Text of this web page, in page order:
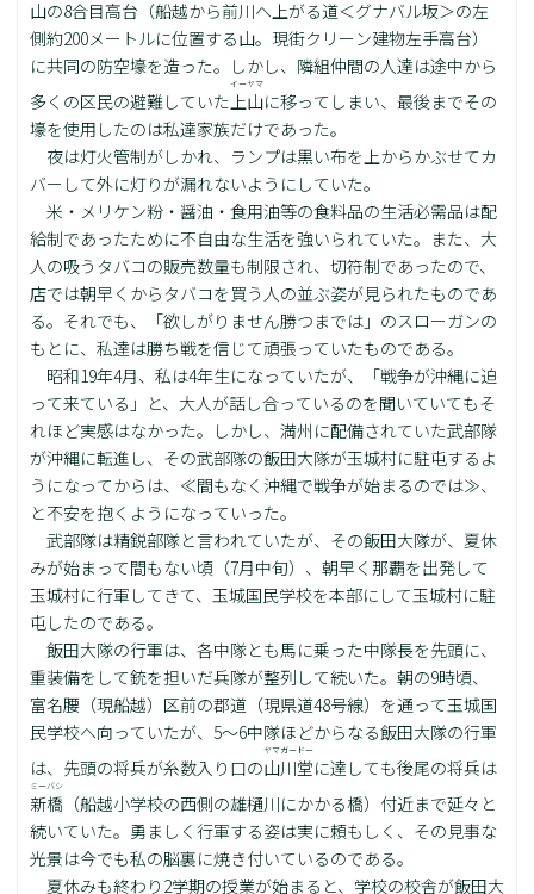
山の8合目高台（船越から前川へ上がる道＜グナバル坂＞の左
側約200メートルに位置する山。現街クリーン建物左手高台）
に共同の防空壕を造った。しかし、隣組仲間の人達は途中から
多くの区民の避難していた 上山
イーヤマ
に移ってしまい、最後までその
壕を使用したのは私達家族だけであった。
夜は灯火管制がしかれ、ランプは黒い布を上からかぶせてカ
バーして外に灯りが漏れないようにしていた。
米・メリケン粉・醤油・食用油等の食料品の生活必需品は配
給制であったために不自由な生活を強いられていた。また、大
人の吸うタバコの販売数量も制限され、切符制であったので、
店では朝早くからタバコを買う人の並ぶ姿が見られたものであ
る。それでも、「欲しがりません勝つまでは」のスローガンの
もとに、私達は勝ち戦を信じて頑張っていたものである。
昭和19年4月、私は4年生になっていたが、「戦争が沖縄に迫
って来ている」と、大人が話し合っているのを聞いていてもそ
れほど実感はなかった。しかし、満州に配備されていた武部隊
が沖縄に転進し、その武部隊の飯田大隊が玉城村に駐屯するよ
うになってからは、≪間もなく沖縄で戦争が始まるのでは≫、
と不安を抱くようになっていった。
武部隊は精鋭部隊と言われていたが、その飯田大隊が、夏休
みが始まって間もない頃（7月中旬）、朝早く那覇を出発して
玉城村に行軍してきて、玉城国民学校を本部にして玉城村に駐
屯したのである。
飯田大隊の行軍は、各中隊とも馬に乗った中隊長を先頭に、
重装備をして銃を担いだ兵隊が整列して続いた。朝の9時頃、
富名腰（現船越）区前の郡道（現県道48号線）を通って玉城国
民学校へ向っていたが、5～6中隊ほどからなる飯田大隊の行軍
は、先頭の将兵が糸数入り口の山川堂
ヤマガードー
に達しても後尾の将兵は
新橋
ミーバシ
（船越小学校の西側の雄樋川にかかる橋）付近まで延々と
続いていた。勇ましく行軍する姿は実に頼もしく、その見事な
光景は今でも私の脳裏に焼き付いているのである。
夏休みも終わり2学期の授業が始まると、学校の校舎が飯田大